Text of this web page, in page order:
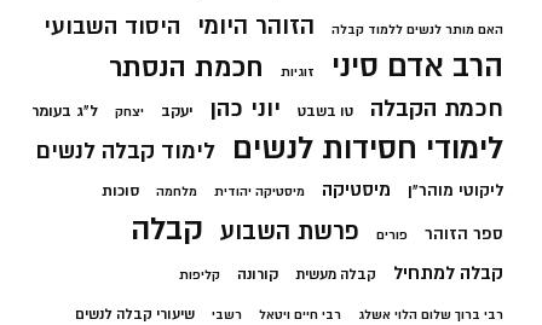
האם מותר לנשים ללמוד קבלה הזוהר היומי היסוד השבועי
הרב אדם סיני זוגיות חכמת הנסתר
חכמת הקבלה טו בשבט יוני כהן יעקב יצחק ל"ג בעומר
לימודי חסידות לנשים לימוד קבלה לנשים
ליקוטי מוהר"ן מיסטיקה מיסטיקה יהודית מלחמה סוכות
ספר הזוהר פורים פרשת השבוע קבלה
קבלה למתחיל קבלה מעשית קורונה קליפות
רבי ברוך שלום הלוי אשלג רבי חיים ויטאל רשבי שיעורי קבלה לנשים